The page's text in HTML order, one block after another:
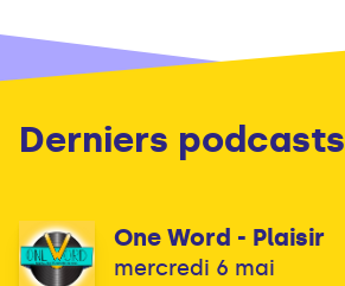
Derniers podcasts
One Word - Plaisir
mercredi 6 mai